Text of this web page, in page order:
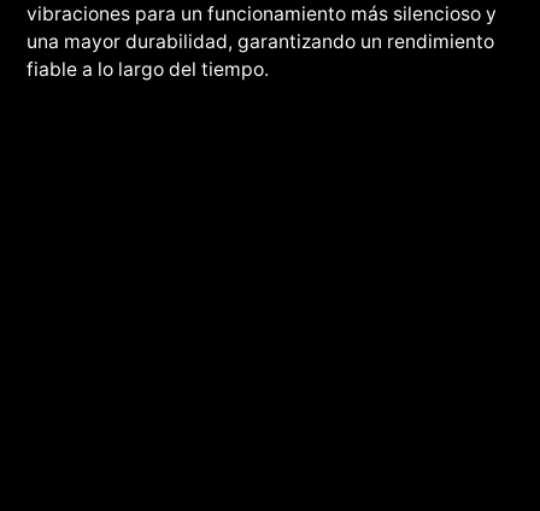
vibraciones para un funcionamiento más silencioso y
una mayor durabilidad, garantizando un rendimiento
fiable a lo largo del tiempo.